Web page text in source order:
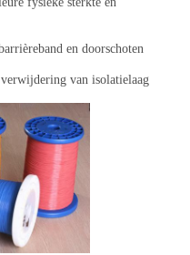
en doorschoten
van isolatielaag